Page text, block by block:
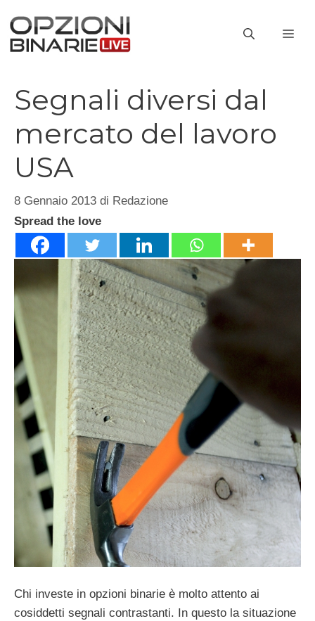
contenuto
Segnali diversi dal
mercato del lavoro
USA
8 Gennaio 2013 di Redazione
Spread the love
Chi investe in opzioni binarie è molto attento ai
cosiddetti segnali contrastanti. In questo la situazione